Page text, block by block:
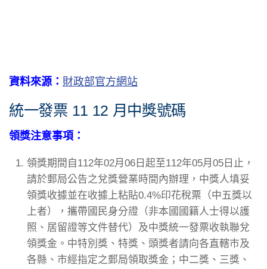
資料來源： 財政部官方網站
統一發票 11 12 月中獎號碼
領獎注意事項：
領獎期間自112年02月06日起至112年05月05日止，
請於郵局公告之兌獎營業時間內辦理，中獎人填妥
領獎收據並在收據上粘貼0.4%印花稅票（中五獎以
上者），攜帶國民身分證（非本國國籍人士得以護
照、居留證等文件替代）及中獎統一發票收執聯兌
領獎金。中特別獎、特獎、頭獎者請向各直轄市及
各縣、市經指定之郵局領取獎金；中二獎、三獎、